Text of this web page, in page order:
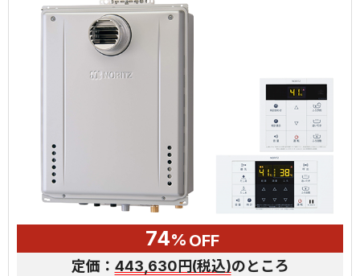
74% OFF
定価： 443,630円(税込)のところ